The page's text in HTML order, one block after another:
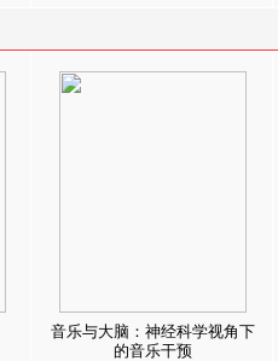
音乐与大脑：神经科学视角下
的音乐干预